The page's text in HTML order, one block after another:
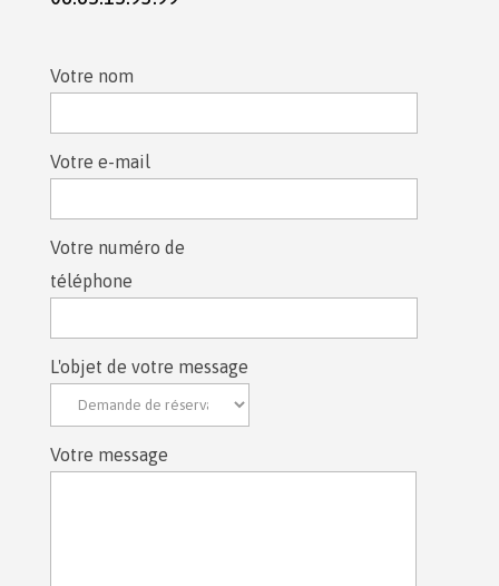
Votre nom
Votre e-mail
Votre numéro de
téléphone
L'objet de votre message
Votre message